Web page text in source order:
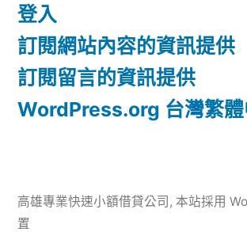
登入
訂閱網站內容的資訊提供
訂閱留言的資訊提供
WordPress.org 台灣繁
高雄專業快速小額借貸公司 , 本站採用
置